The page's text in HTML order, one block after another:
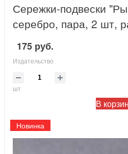
Сережки-подвески
серебро, пара, 2 шт,
175 руб.
Издательство
шт
В
Новинка